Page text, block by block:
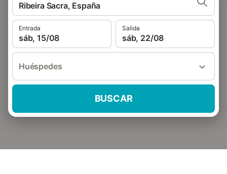
Ribeira Sacra, España
Entrada
sáb, 15/08
Salida
sáb, 22/08
Huéspedes
BUSCAR